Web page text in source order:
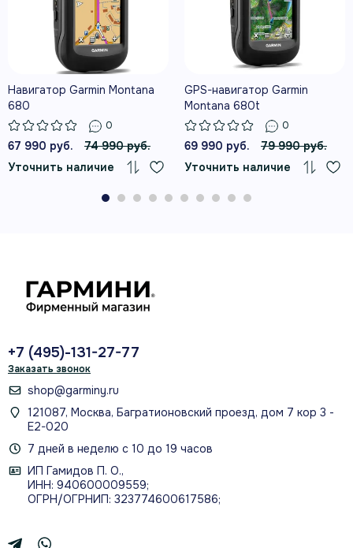
До 16 часов
работа от двух сменных батареек AA
Датчики ABC
альтиметр и трёхосевой компас
8 ГБ + microSD
Bluetooth + ANT+
подключение смартфона и датчиков
О МОДЕЛИ
Ориентирование, карты и связь
в одном полевом устройстве
Четырёхспиральная антенна помогает
сохранять позицию в лесу и у высоких
склонов. Встроенные 8 ГБ и слот microSD
Навигатор Garmin Montana
680
0
67 990 руб.
74 990 руб.
Уточнить наличие
GPS-навигатор Garmin
Montana 680t
0
69 990 руб.
79 990 руб.
Уточнить наличие
+7 (495)-131-27-77
Заказать звонок
shop@garminy.ru
121087, Москва, Багратионовский проезд, дом 7 кор 3 -
Е2-020
7 дней в неделю с 10 до 19 часов
ИП Гамидов П. О.,
ИНН: 940600009559;
ОГРН/ОГРНИП: 323774600617586;